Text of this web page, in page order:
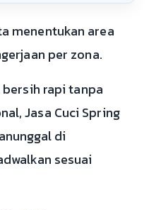
menentukan area
per zona.
rapi tanpa
Jasa Cuci Spring
di
sesuai